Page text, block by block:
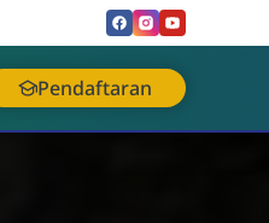
Pendaftaran